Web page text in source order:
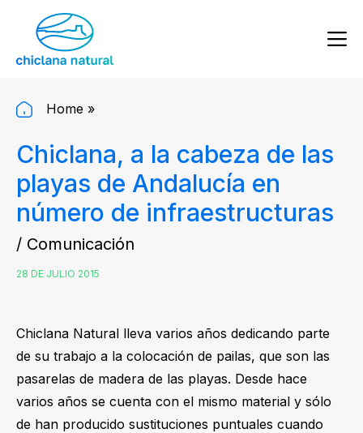
Home »
Chiclana, a la cabeza de las
playas de Andalucía en
número de infraestructuras
/ Comunicación
28 DE JULIO 2015
Chiclana Natural lleva varios años dedicando parte
de su trabajo a la colocación de pailas, que son las
pasarelas de madera de las playas. Desde hace
varios años se cuenta con el mismo material y sólo
de han producido sustituciones puntuales cuando